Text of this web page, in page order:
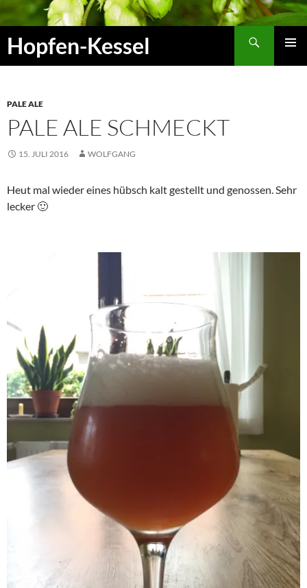
Zum
Inhalt
springen
Hopfen-Kessel
PALE ALE
PALE ALE SCHMECKT
15. JULI 2016 WOLFGANG
Heut mal wieder eines hübsch kalt gestellt und genossen. Sehr
lecker 🙂